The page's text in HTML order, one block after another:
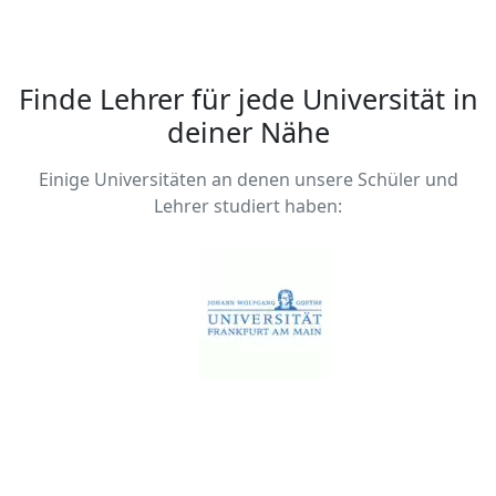
Finde Lehrer für jede Universität in
deiner Nähe
Einige Universitäten an denen unsere Schüler und
Lehrer studiert haben: